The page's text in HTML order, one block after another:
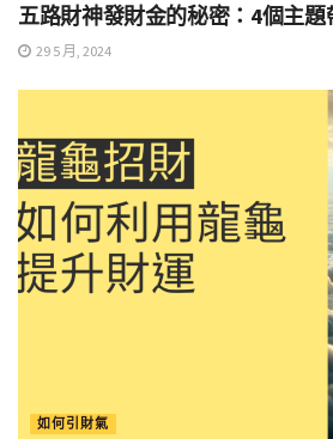
五路財神發財金的秘密：4個主
29 5 月, 2024
如何引財氣